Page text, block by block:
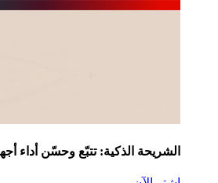
الذكية: تتبّع وحسّن أداء أجهزتك